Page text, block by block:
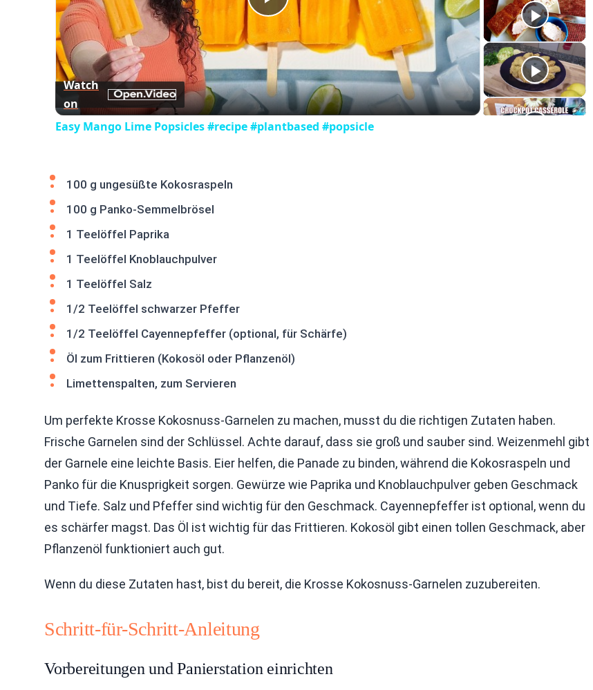
Play
Video
Watch
on
Easy Mango Lime Popsicles #recipe #plantbased #popsicle
100 g ungesüßte Kokosraspeln
100 g Panko-Semmelbrösel
1 Teelöffel Paprika
1 Teelöffel Knoblauchpulver
1 Teelöffel Salz
1/2 Teelöffel schwarzer Pfeffer
1/2 Teelöffel Cayennepfeffer (optional, für Schärfe)
Öl zum Frittieren (Kokosöl oder Pflanzenöl)
Limettenspalten, zum Servieren
Um perfekte Krosse Kokosnuss-Garnelen zu machen, musst du die richtigen Zutaten haben.
Frische Garnelen sind der Schlüssel. Achte darauf, dass sie groß und sauber sind. Weizenmehl gibt
der Garnele eine leichte Basis. Eier helfen, die Panade zu binden, während die Kokosraspeln und
Panko für die Knusprigkeit sorgen. Gewürze wie Paprika und Knoblauchpulver geben Geschmack
und Tiefe. Salz und Pfeffer sind wichtig für den Geschmack. Cayennepfeffer ist optional, wenn du
es schärfer magst. Das Öl ist wichtig für das Frittieren. Kokosöl gibt einen tollen Geschmack, aber
Pflanzenöl funktioniert auch gut.
Wenn du diese Zutaten hast, bist du bereit, die Krosse Kokosnuss-Garnelen zuzubereiten.
Schritt-für-Schritt-Anleitung
Vorbereitungen und Panierstation einrichten